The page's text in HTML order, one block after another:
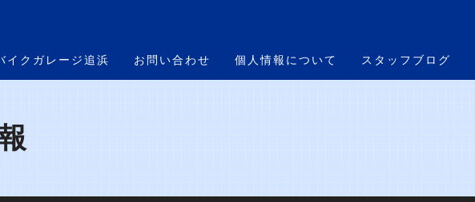
イクガレージ追浜 お問い合わせ 個人情報について スタッフブログ